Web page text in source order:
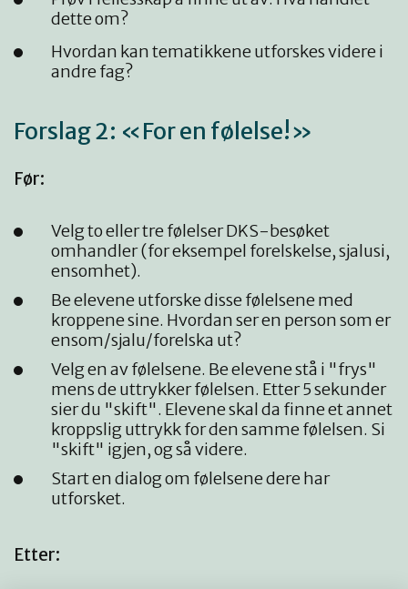
dette om?
Hvordan kan tematikkene utforskes videre i
andre fag?
Forslag 2: «For en følelse!»
Før:
Velg to eller tre følelser DKS-besøket
omhandler (for eksempel forelskelse, sjalusi,
ensomhet).
Be elevene utforske disse følelsene med
kroppene sine. Hvordan ser en person som er
ensom/sjalu/forelska ut?
Velg en av følelsene. Be elevene stå i "frys"
mens de uttrykker følelsen. Etter 5 sekunder
sier du "skift". Elevene skal da finne et annet
kroppslig uttrykk for den samme følelsen. Si
"skift" igjen, og så videre.
Start en dialog om følelsene dere har
utforsket.
Etter: